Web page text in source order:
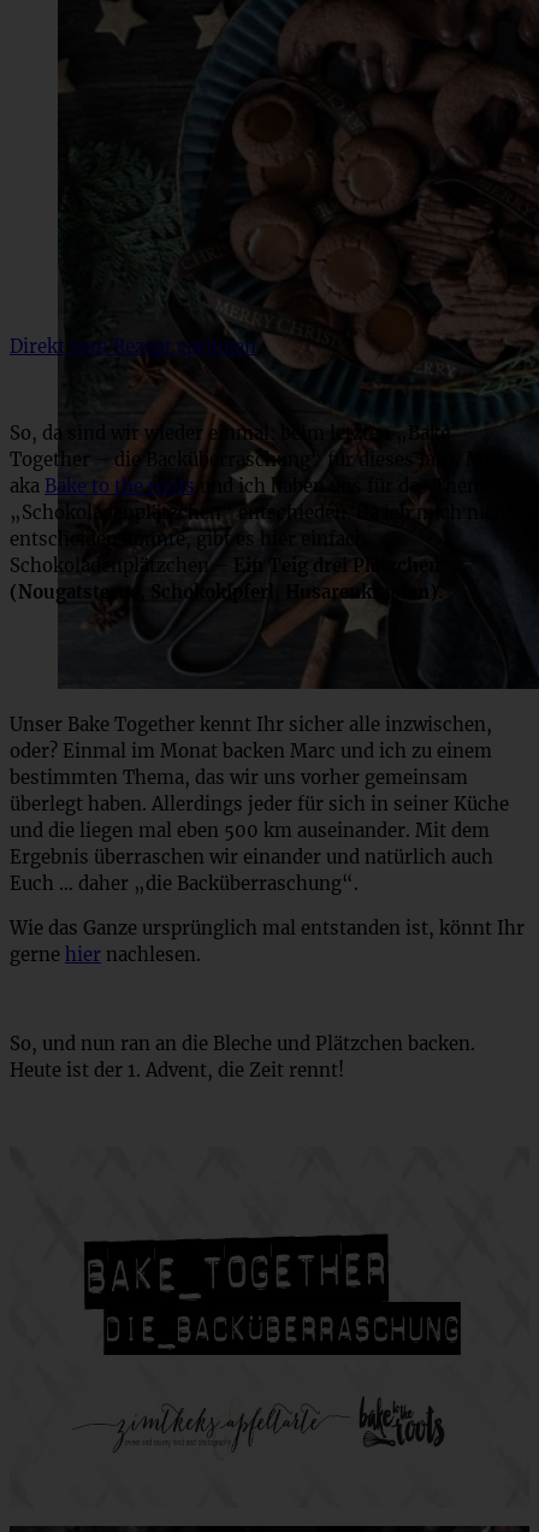
Direkt zum Rezept springen
So, da sind wir wieder einmal: beim letzten „Bake
Together – die Backüberraschung“ für dieses Jahr. Marc
aka Bake to the roots und ich haben uns für das Thema
„Schokoladenplätzchen“ entschieden. Da ich mich nicht
entscheiden konnte, gibt es hier einfach
Schokoladenplätzchen –
Ein Teig drei Plätzchen
(Nougatsterne, Schokokipferl, Husarenkrapfen)
Unser Bake Together kennt Ihr sicher alle inzwischen,
oder? Einmal im Monat backen Marc und ich zu einem
bestimmten Thema, das wir uns vorher gemeinsam
überlegt haben. Allerdings jeder für sich in seiner Küche
und die liegen mal eben 500 km auseinander. Mit dem
Ergebnis überraschen wir einander und natürlich auch
Euch … daher „die Backüberraschung“.
Wie das Ganze ursprünglich mal entstanden ist, könnt Ihr
gerne hier nachlesen.
So, und nun ran an die Bleche und Plätzchen backen.
Heute ist der 1. Advent, die Zeit rennt!